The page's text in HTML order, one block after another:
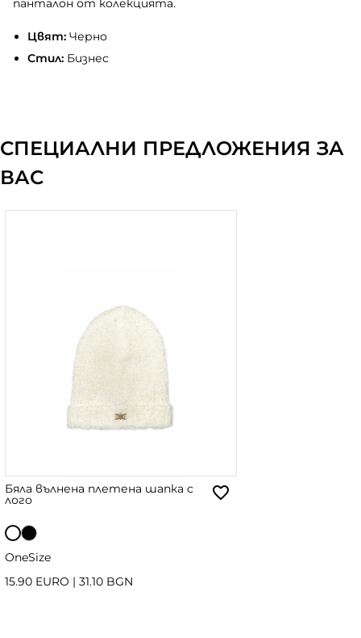
панталон от колекцията.
Цвят:Черно
Стил:Бизнес
СПЕЦИАЛНИ ПРЕДЛОЖЕНИЯ ЗА
ВАС
Бяла вълнена плетена шапка с
лого
OneSize
15.90 EURO | 31.10 BGN